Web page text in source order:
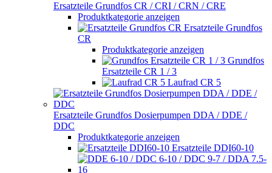
Ersatzteile Grundfos CR / CRI / CRN / CRE
Produktkategorie anzeigen
Ersatzteile Grundfos
CR
Produktkategorie anzeigen
Grundfos
Ersatzteile CR 1 / 3
Laufrad CR 5
Ersatzteile Grundfos Dosierpumpen DDA / DDE /
DDC
Produktkategorie anzeigen
Ersatzteile DDI60-10